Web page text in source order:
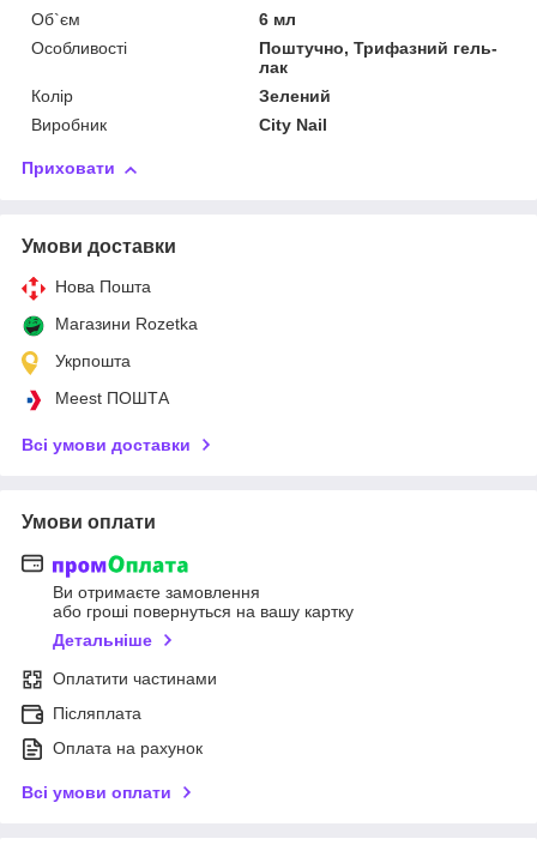
Об`єм
6 мл
Особливості
Поштучно, Трифазний гель-
лак
Колір
Зелений
Виробник
City Nail
Приховати
Умови доставки
Нова Пошта
Магазини Rozetka
Укрпошта
Meest ПОШТА
Всі умови доставки
Умови оплати
Ви отримаєте замовлення
або гроші повернуться на вашу картку
Детальніше
Оплатити частинами
Післяплата
Оплата на рахунок
Всі умови оплати